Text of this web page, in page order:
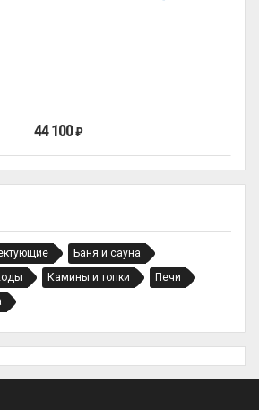
Баня и сауна
Камины и топки
Печи
44 100₽